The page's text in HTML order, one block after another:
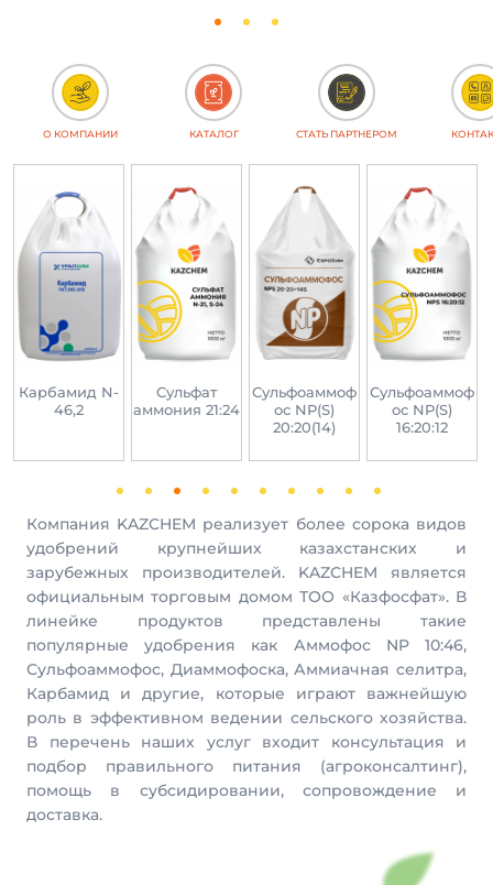
О КОМПАНИИ КАТАЛОГ СТАТЬ ПАРТНЕРОМ
Карбамид N-
46,2
Сульфат
аммония 21:24
Сульфоаммоф
ос NP(S)
20:20(14)
Сульфоаммоф
ос NP(S)
16:20:12
Компания KAZCHEM реализует более сорока видов
удобрений крупнейших казахстанских и
зарубежных производителей. KAZCHEM является
официальным торговым домом ТОО «Казфосфат». В
линейке продуктов представлены такие
популярные удобрения как Аммофос NP 10:46,
Сульфоаммофос, Диаммофоска, Аммиачная селитра,
Карбамид и другие, которые играют важнейшую
роль в эффективном ведении сельского хозяйства.
В перечень наших услуг входит консультация и
подбор правильного питания (агроконсалтинг),
помощь в субсидировании, сопровождение и
доставка.